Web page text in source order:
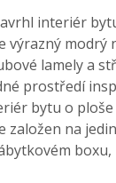
interiér
výrazný modrý
lamely a
prostředí
bytu o ploše
založen na